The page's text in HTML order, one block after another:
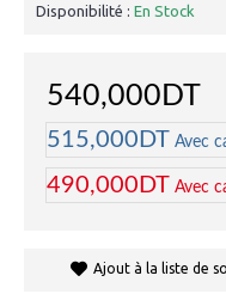
Disponibilité : En Stock
540,000DT
515,000DT Avec
490,000DT Avec
Ajout à la liste de